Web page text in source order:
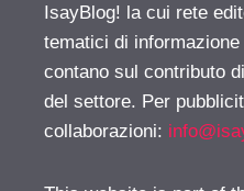
IsayBlog! la cui rete
tematici di
contano sul contributo
del settore. Per
collaborazioni: